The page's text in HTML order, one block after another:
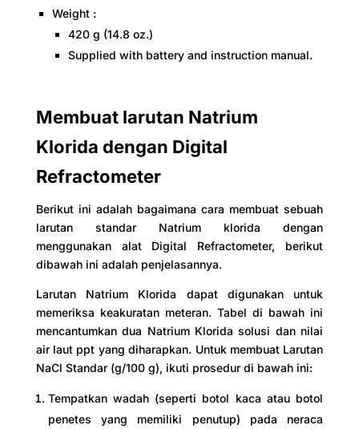
Weight :
420 g (14.8 oz.)
Supplied with battery and instruction manual.
Membuat larutan Natrium
Klorida dengan Digital
Refractometer
Berikut ini adalah bagaimana cara membuat sebuah
larutan standar Natrium klorida dengan
menggunakan alat Digital Refractometer, berikut
dibawah ini adalah penjelasannya.
Larutan Natrium Klorida dapat digunakan untuk
memeriksa keakuratan meteran. Tabel di bawah ini
mencantumkan dua Natrium Klorida solusi dan nilai
air laut ppt yang diharapkan. Untuk membuat Larutan
NaCl Standar (g/100 g), ikuti prosedur di bawah ini:
Tempatkan wadah (seperti botol kaca atau botol
penetes yang memiliki penutup) pada neraca